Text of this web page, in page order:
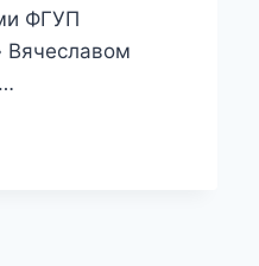
ФГУП
Вячеславом